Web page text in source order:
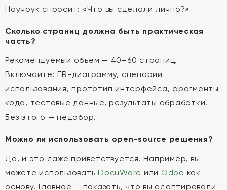
Научрук спросит: «Что вы сделали лично?»
Сколько страниц должна быть практическая
часть?
Рекомендуемый объём — 40–60 страниц.
Включайте: ER-диаграмму, сценарии
использования, прототип интерфейса, фрагменты
кода, тестовые данные, результаты обработки.
Без этого — недобор.
Можно ли использовать open-source решения?
Да, и это даже приветствуется. Например, вы
можете использовать DocuWare или Odoo как
основу. Главное — показать, что вы адаптировали